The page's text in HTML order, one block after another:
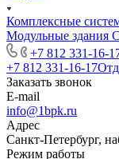
Комплексные
Модульные здания
+7 812 331-16-
+7 812 331-16-17
Заказать звонок
E-mail
info@1bpk.ru
Адрес
Санкт-Петербург,
Режим работы